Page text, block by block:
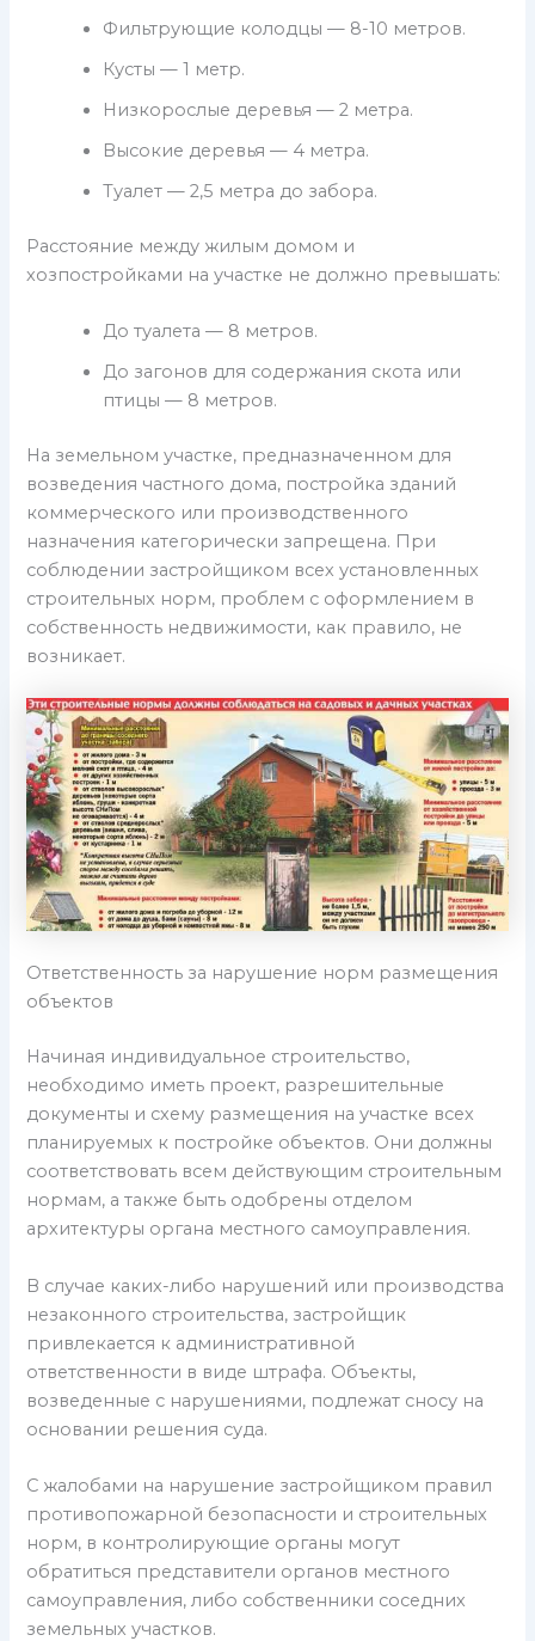
Фильтрующие колодцы — 8-10 метров.
Кусты — 1 метр.
Низкорослые деревья — 2 метра.
Высокие деревья — 4 метра.
Туалет — 2,5 метра до забора.
Расстояние между жилым домом и
хозпостройками на участке не должно превышать:
До туалета — 8 метров.
До загонов для содержания скота или
птицы — 8 метров.
На земельном участке, предназначенном для
возведения частного дома, постройка зданий
коммерческого или производственного
назначения категорически запрещена. При
соблюдении застройщиком всех установленных
строительных норм, проблем с оформлением в
собственность недвижимости, как правило, не
возникает.
Ответственность за нарушение норм размещения
объектов
Начиная индивидуальное строительство,
необходимо иметь проект, разрешительные
документы и схему размещения на участке всех
планируемых к постройке объектов. Они должны
соответствовать всем действующим строительным
нормам, а также быть одобрены отделом
архитектуры органа местного самоуправления.
В случае каких-либо нарушений или производства
незаконного строительства, застройщик
привлекается к административной
ответственности в виде штрафа. Объекты,
возведенные с нарушениями, подлежат сносу на
основании решения суда.
С жалобами на нарушение застройщиком правил
противопожарной безопасности и строительных
норм, в контролирующие органы могут
обратиться представители органов местного
самоуправления, либо собственники соседних
земельных участков.